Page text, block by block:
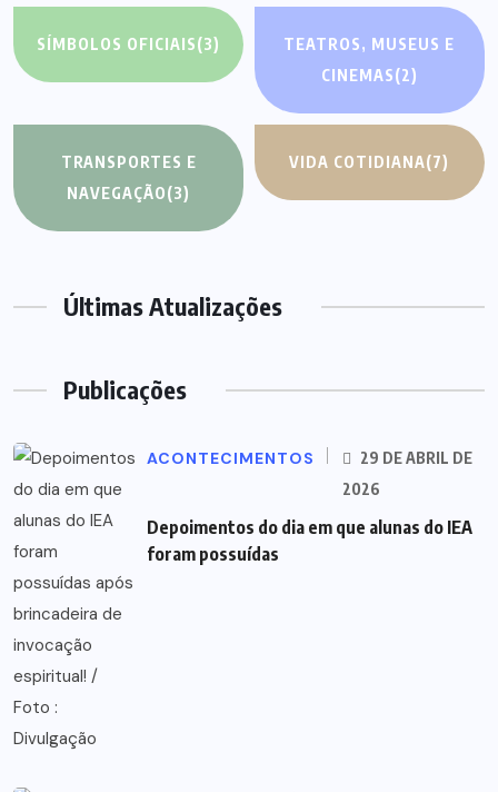
SÍMBOLOS OFICIAIS(3)
TEATROS, MUSEUS E
CINEMAS(2)
TRANSPORTES E
NAVEGAÇÃO(3)
VIDA COTIDIANA(7)
Últimas Atualizações
Publicações
ACONTECIMENTOS
29 DE ABRIL DE
2026
Depoimentos do dia em que alunas do IEA
foram possuídas